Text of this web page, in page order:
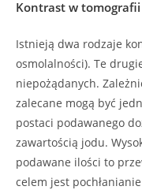
Kontrast w
Istnieją dwa rodzaje
osmolalności). Te
niepożądanych.
zalecane mogą być
postaci podawanego
zawartością jodu.
podawane ilości to
celem jest